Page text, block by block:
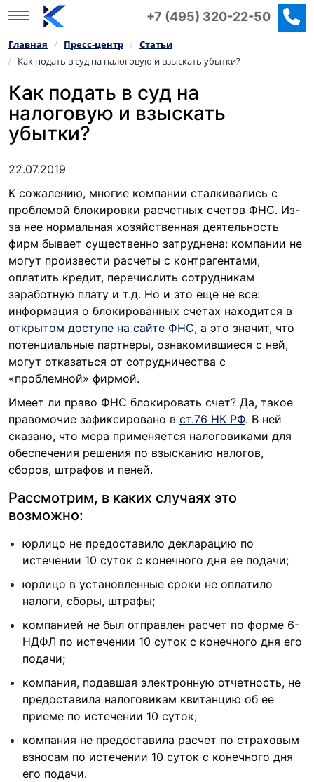
+7 (495) 320-22-50
Главная / Пресс‑центр / Статьи
/ Как подать в суд на налоговую и взыскать убытки?
Как подать в суд на
налоговую и взыскать
убытки?
22.07.2019
К сожалению, многие компании сталкивались с
проблемой блокировки расчетных счетов ФНС. Из-
за нее нормальная хозяйственная деятельность
фирм бывает существенно затруднена: компании не
могут произвести расчеты с контрагентами,
оплатить кредит, перечислить сотрудникам
заработную плату и т.д. Но и это еще не все:
информация о блокированных счетах находится в
открытом доступе на сайте ФНС, а это значит, что
потенциальные партнеры, ознакомившиеся с ней,
могут отказаться от сотрудничества с
«проблемной» фирмой.
Имеет ли право ФНС блокировать счет? Да, такое
правомочие зафиксировано в ст.76 НК РФ. В ней
сказано, что мера применяется налоговиками для
обеспечения решения по взысканию налогов,
сборов, штрафов и пеней.
Рассмотрим, в каких случаях это
возможно:
юрлицо не предоставило декларацию по
истечении 10 суток с конечного дня ее подачи;
юрлицо в установленные сроки не оплатило
налоги, сборы, штрафы;
компанией не был отправлен расчет по форме 6-
НДФЛ по истечении 10 суток с конечного дня его
подачи;
компания, подавшая электронную отчетность, не
предоставила налоговикам квитанцию об ее
приеме по истечении 10 суток;
компания не предоставила расчет по страховым
взносам по истечении 10 суток с конечного дня
его подачи.